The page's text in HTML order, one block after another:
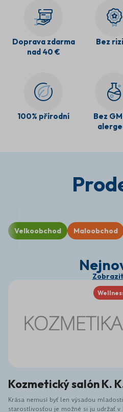
Doprava zdarma
nad 40 €
Bez
100% přírodní
Bez
Velkoobchod Maloobchod
Kozmetický salón K.
Krása nemusí byť len výsadou
starostlivosťou je možné si ju udržať v